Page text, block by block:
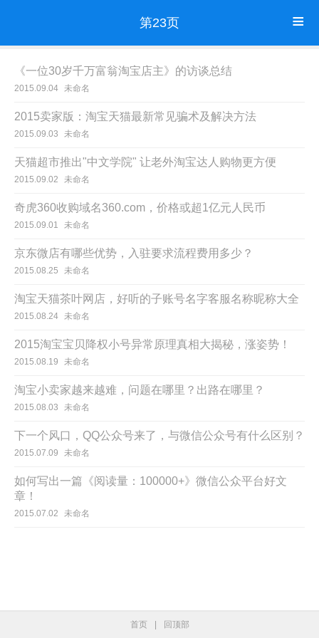
第23页
《一位30岁千万富翁淘宝店主》的访谈总结
2015.09.04 未命名
2015卖家版：淘宝天猫最新常见骗术及解决方法
2015.09.03 未命名
天猫超市推出"中文学院" 让老外淘宝达人购物更方便
2015.09.02 未命名
奇虎360收购域名360.com，价格或超1亿元人民币
2015.09.01 未命名
京东微店有哪些优势，入驻要求流程费用多少？
2015.08.25 未命名
淘宝天猫茶叶网店，好听的子账号名字客服名称昵称大全
2015.08.24 未命名
2015淘宝宝贝降权小号异常原理真相大揭秘，涨姿势！
2015.08.19 未命名
淘宝小卖家越来越难，问题在哪里？出路在哪里？
2015.08.03 未命名
下一个风口，QQ公众号来了，与微信公众号有什么区别？
2015.07.09 未命名
如何写出一篇《阅读量：100000+》微信公众平台好文
章！
2015.07.02 未命名
首页 回顶部